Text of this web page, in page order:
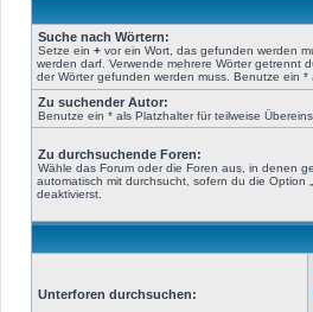
Suche nach Wörtern:
Setze ein + vor ein Wort, das gefunden werden
werden darf. Verwende mehrere Wörter getrennt
der Wörter gefunden werden muss. Benutze ein *
Zu suchender Autor:
Benutze ein * als Platzhalter für teilweise
Zu durchsuchende Foren:
Wähle das Forum oder die Foren aus, in denen
automatisch mit durchsucht, sofern du die Option
deaktivierst.
Unterforen durchsuchen: